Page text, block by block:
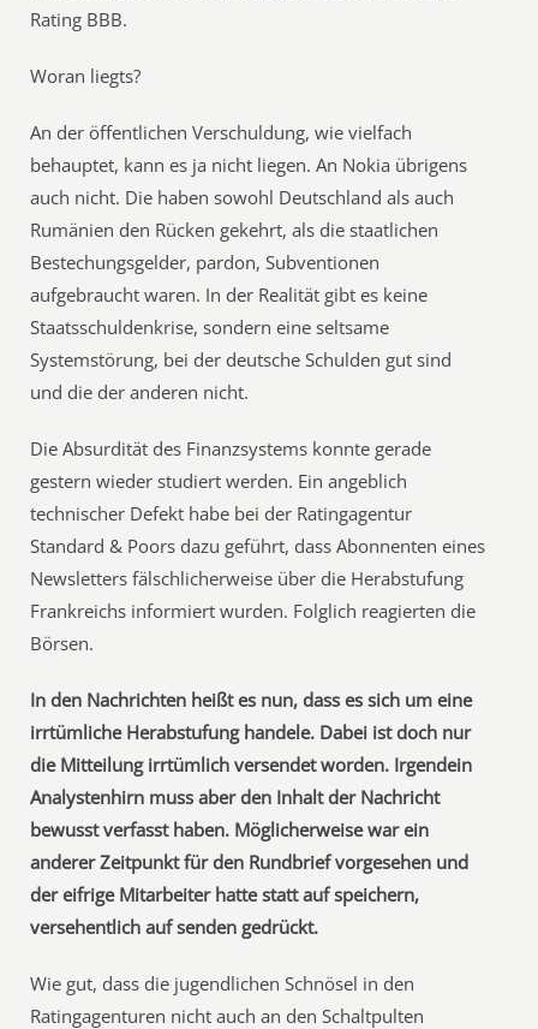
Rating BBB.
Woran liegts?
An der öffentlichen Verschuldung, wie vielfach
behauptet, kann es ja nicht liegen. An Nokia übrigens
auch nicht. Die haben sowohl Deutschland als auch
Rumänien den Rücken gekehrt, als die staatlichen
Bestechungsgelder, pardon, Subventionen
aufgebraucht waren. In der Realität gibt es keine
Staatsschuldenkrise, sondern eine seltsame
Systemstörung, bei der deutsche Schulden gut sind
und die der anderen nicht.
Die Absurdität des Finanzsystems konnte gerade
gestern wieder studiert werden. Ein angeblich
technischer Defekt habe bei der Ratingagentur
Standard & Poors dazu geführt, dass Abonnenten eines
Newsletters fälschlicherweise über die Herabstufung
Frankreichs informiert wurden. Folglich reagierten die
Börsen.
In den Nachrichten heißt es nun, dass es sich um eine
irrtümliche Herabstufung handele. Dabei ist doch nur
die Mitteilung irrtümlich versendet worden. Irgendein
Analystenhirn muss aber den Inhalt der Nachricht
bewusst verfasst haben. Möglicherweise war ein
anderer Zeitpunkt für den Rundbrief vorgesehen und
der eifrige Mitarbeiter hatte statt auf speichern,
versehentlich auf senden gedrückt.
Wie gut, dass die jugendlichen Schnösel in den
Ratingagenturen nicht auch an den Schaltpulten